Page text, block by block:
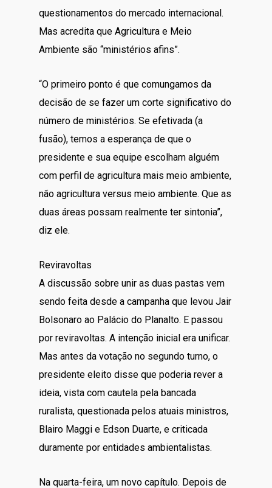
questionamentos do mercado internacional.
Mas acredita que Agricultura e Meio
Ambiente são “ministérios afins”.
“O primeiro ponto é que comungamos da
decisão de se fazer um corte significativo do
número de ministérios. Se efetivada (a
fusão), temos a esperança de que o
presidente e sua equipe escolham alguém
com perfil de agricultura mais meio ambiente,
não agricultura versus meio ambiente. Que as
duas áreas possam realmente ter sintonia”,
diz ele.
Reviravoltas
A discussão sobre unir as duas pastas vem
sendo feita desde a campanha que levou Jair
Bolsonaro ao Palácio do Planalto. E passou
por reviravoltas. A intenção inicial era unificar.
Mas antes da votação no segundo turno, o
presidente eleito disse que poderia rever a
ideia, vista com cautela pela bancada
ruralista, questionada pelos atuais ministros,
Blairo Maggi e Edson Duarte, e criticada
duramente por entidades ambientalistas.
Na quarta-feira, um novo capítulo. Depois de